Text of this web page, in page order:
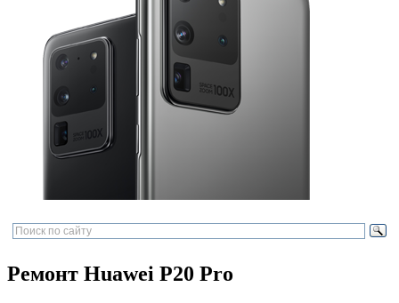
Ремонт Huawei P20 Pro